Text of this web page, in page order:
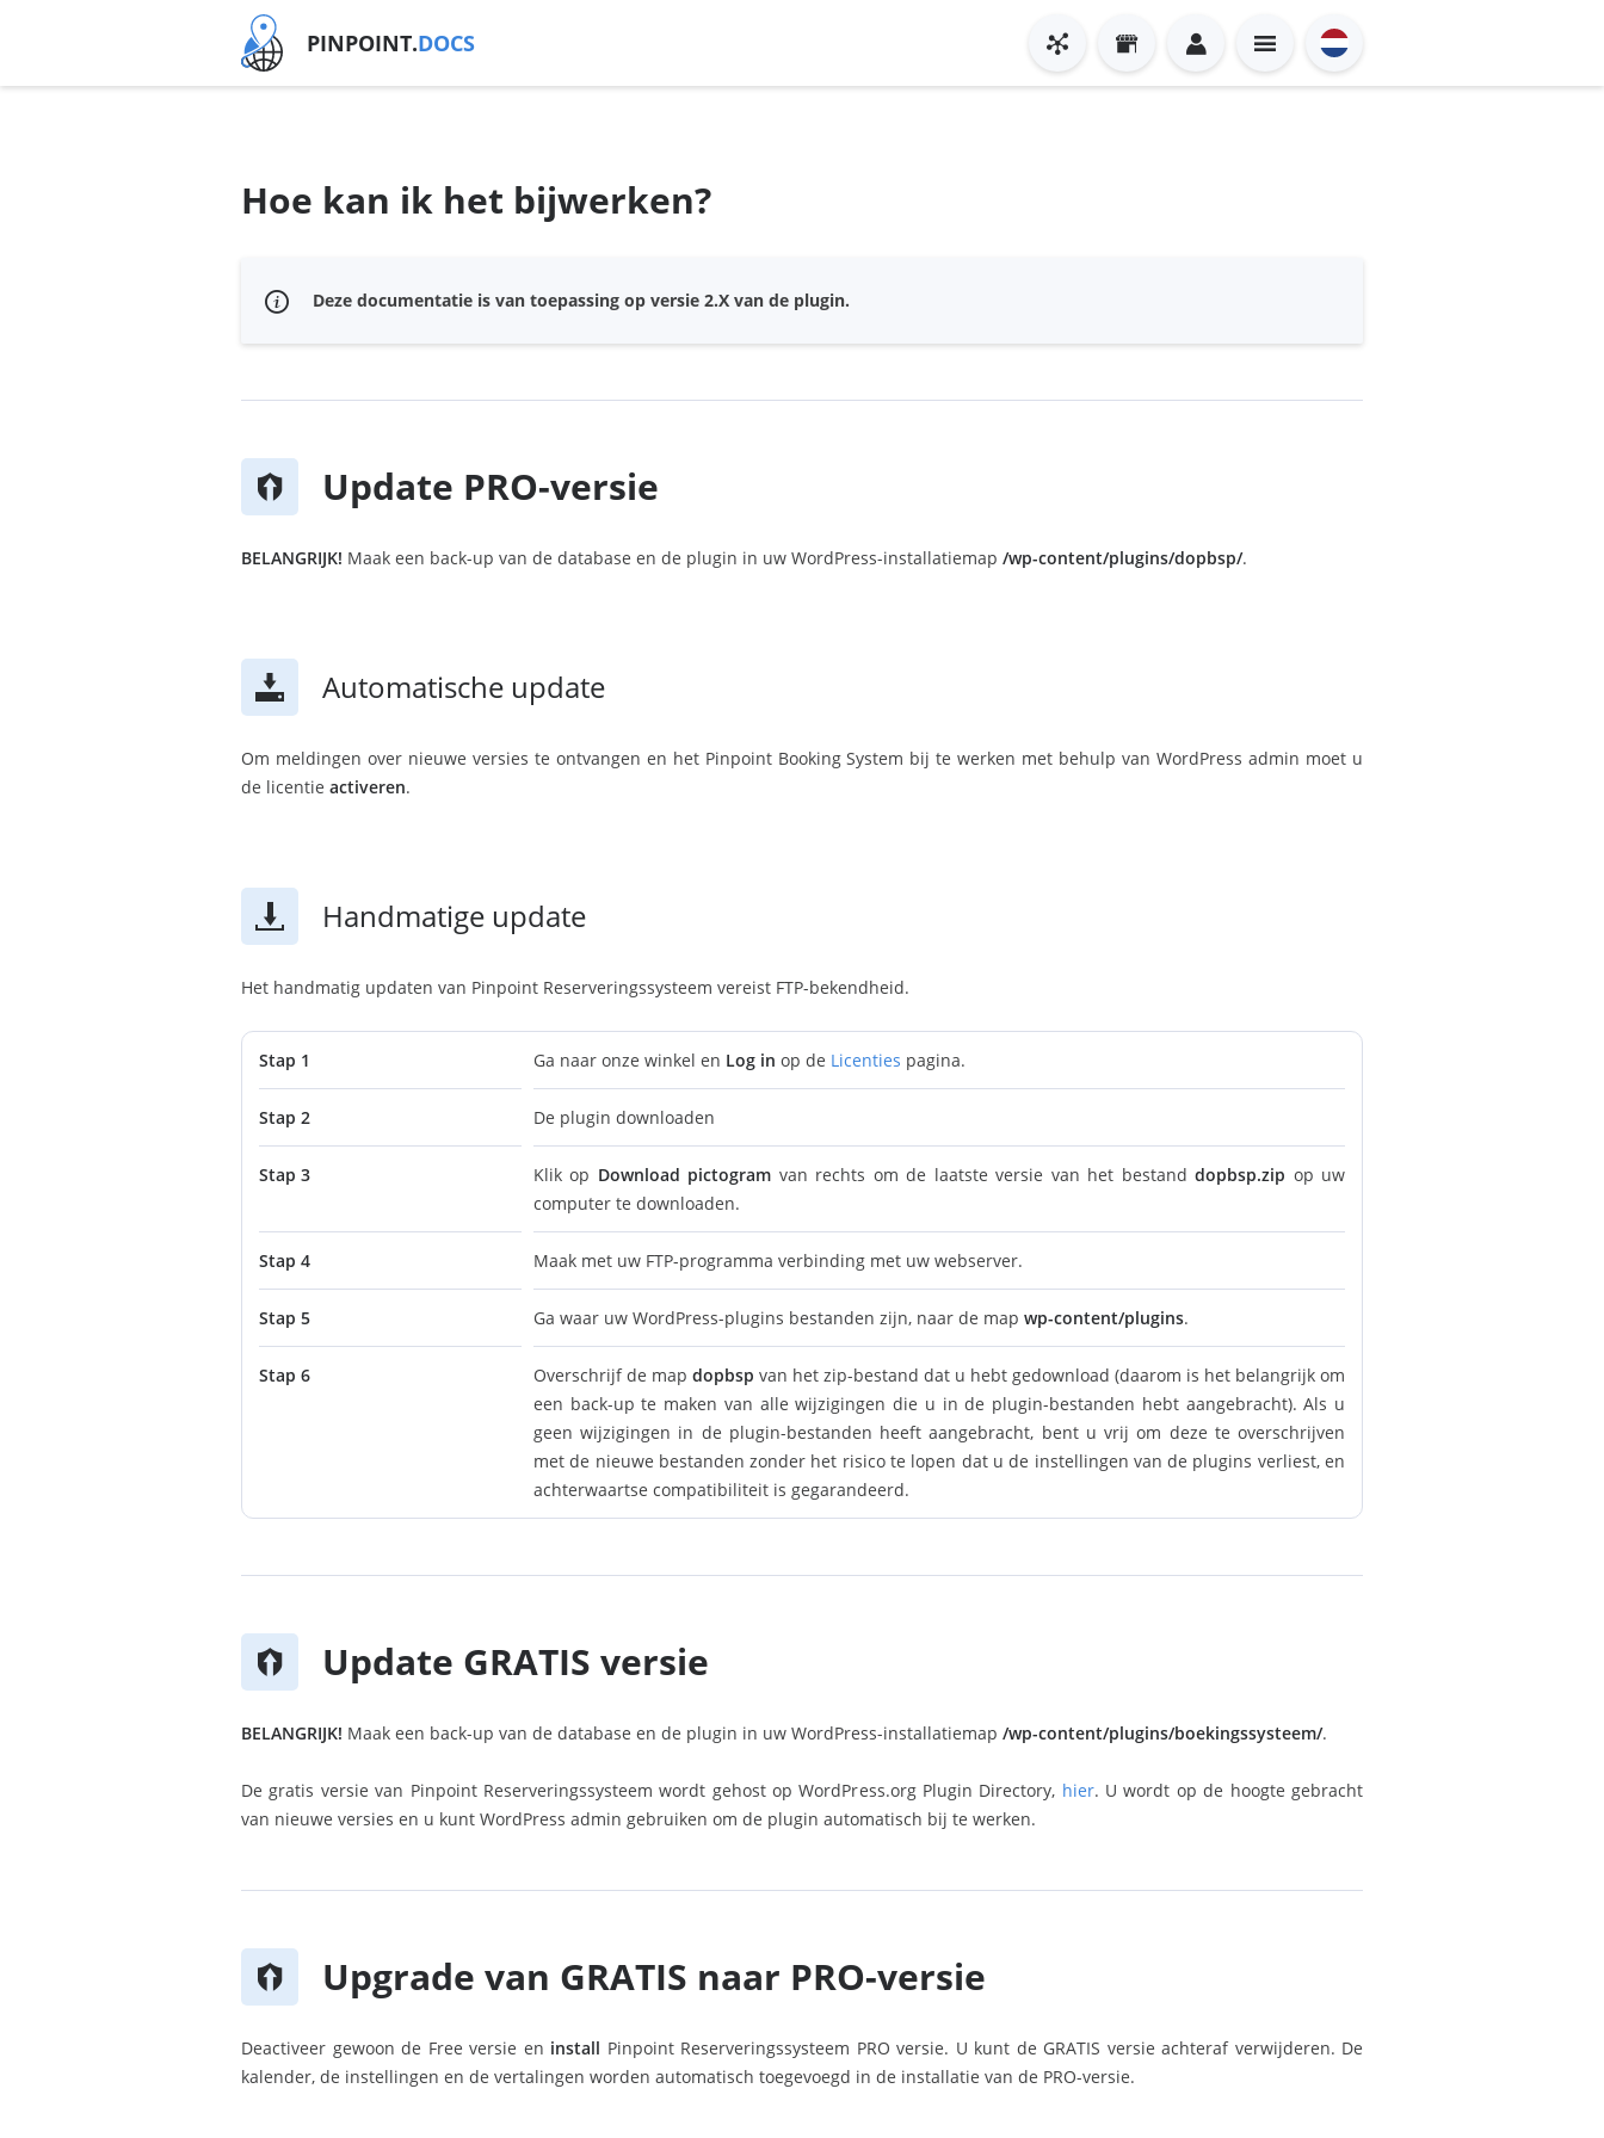
PINPOINT.DOCS
Hoe kan ik het bijwerken?
Deze documentatie is van toepassing op versie 2.X van de plugin.
Update PRO-versie
BELANGRIJK! Maak een back-up van de database en de plugin in uw WordPress-installatiemap /wp-content/plugins/dopbsp/.
Automatische update
Om meldingen over nieuwe versies te ontvangen en het Pinpoint Booking System bij te werken met behulp van WordPress admin moet u
de licentie activeren.
Handmatige update
Het handmatig updaten van Pinpoint Reserveringssysteem vereist FTP-bekendheid.
Stap 1 Ga naar onze winkel en Log in op de Licenties pagina.
Stap 2 De plugin downloaden
Stap 3 Klik op Download pictogram van rechts om de laatste versie van het bestanddopbsp.zip op uw
computer te downloaden.
Stap 4 Maak met uw FTP-programma verbinding met uw webserver.
Stap 5 Ga waar uw WordPress-plugins bestanden zijn, naar de map wp-content/plugins.
Stap 6 Overschrijf de map dopbsp van het zip-bestand dat u hebt gedownload (daarom is het belangrijk om
een back-up te maken van alle wijzigingen die u in de plugin-bestanden hebt aangebracht). Als u
geen wijzigingen in de plugin-bestanden heeft aangebracht, bent u vrij om deze te overschrijven
met de nieuwe bestanden zonder het risico te lopen dat u de instellingen van de plugins verliest, en
achterwaartse compatibiliteit is gegarandeerd.
Update GRATIS versie
BELANGRIJK! Maak een back-up van de database en de plugin in uw WordPress-installatiemap /wp-content/plugins/boekingssysteem/.
De gratis versie van Pinpoint Reserveringssysteem wordt gehost op WordPress.org Plugin Directory, hier. U wordt op de hoogte gebracht
van nieuwe versies en u kunt WordPress admin gebruiken om de plugin automatisch bij te werken.
Upgrade van GRATIS naar PRO-versie
Deactiveer gewoon de Free versie en install Pinpoint Reserveringssysteem PRO versie. U kunt de GRATIS versie achteraf verwijderen. De
kalender, de instellingen en de vertalingen worden automatisch toegevoegd in de installatie van de PRO-versie.